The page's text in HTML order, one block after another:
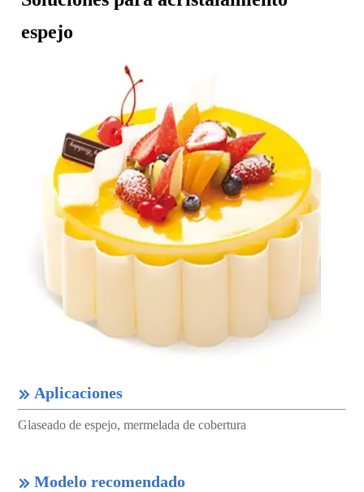
espejo
 Aplicaciones
Glaseado de espejo, mermelada de cobertura
 Modelo recomendado